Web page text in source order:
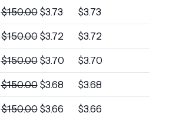
$150.00 $3.73 $3.73
$150.00 $3.72 $3.72
$150.00 $3.70 $3.70
$150.00 $3.68 $3.68
$150.00 $3.66 $3.66